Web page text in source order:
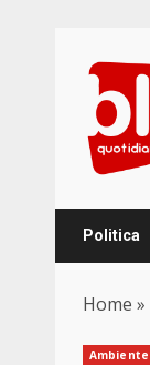
content
Politica
Home »
Ambiente